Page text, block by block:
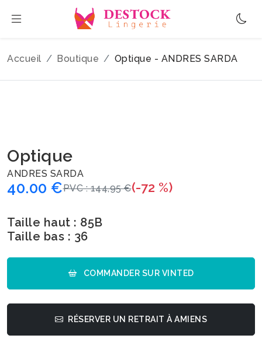
Accueil Boutique Optique - ANDRES SARDA
Optique
ANDRES SARDA
40.00 €PVC : 144,95 €(-72 %)
Taille haut : 85B
Taille bas : 36
COMMANDER SUR VINTED
RÉSERVER UN RETRAIT À AMIENS